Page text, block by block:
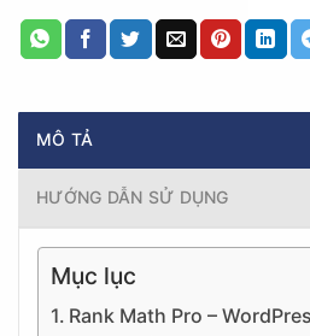
MÔ TẢ
HƯỚNG DẪN SỬ DỤNG
Mục lục
Rank Math Pro –